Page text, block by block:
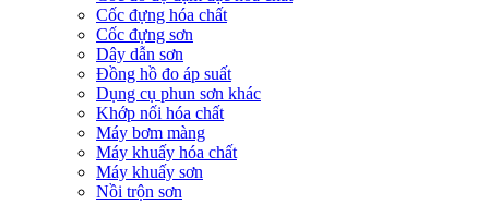
Cốc đựng hóa chất
Cốc đựng sơn
Dây dẫn sơn
Đồng hồ đo áp suất
Dụng cụ phun sơn khác
Khớp nối hóa chất
Máy bơm màng
Máy khuấy hóa chất
Máy khuấy sơn
Nồi trộn sơn